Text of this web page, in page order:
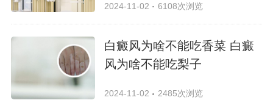
2024-11-02 6108次浏览
白癜风为啥不能吃香菜 白癜
风为啥不能吃梨子
2024-11-02 2485次浏览